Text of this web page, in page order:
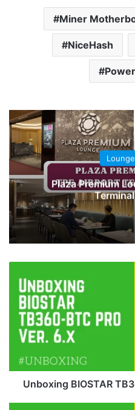
Miner
NiceHash
The Scenic
Train Experience
BIOSTAR
TB360-
BTC
2.0
Ver.
6.x
Unboxing BIOSTAR